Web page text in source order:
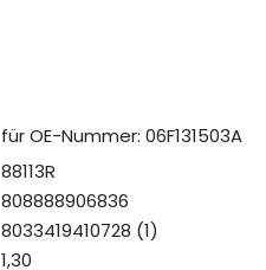
für OE-Nummer: 06F131503A
88113R
808888906836
8033419410728 (1)
1,30